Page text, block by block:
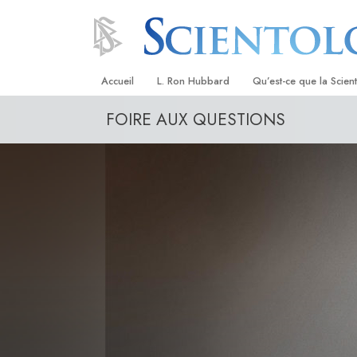
Accueil L. Ron Hubbard Qu’est-ce que la
Croyances et pratiques
FOIRE AUX QUESTIONS